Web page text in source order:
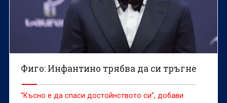
Фиго: Инфантино трябва да си тръгне
“Късно е да спаси достойнството си”, добави